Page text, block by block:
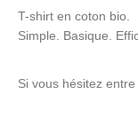
T-shirt en coton bio.
Simple. Basique.
Si vous hésitez